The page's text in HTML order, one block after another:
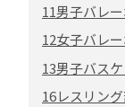
11男子バレ
12女子バレ
13男子バス
16レスリン